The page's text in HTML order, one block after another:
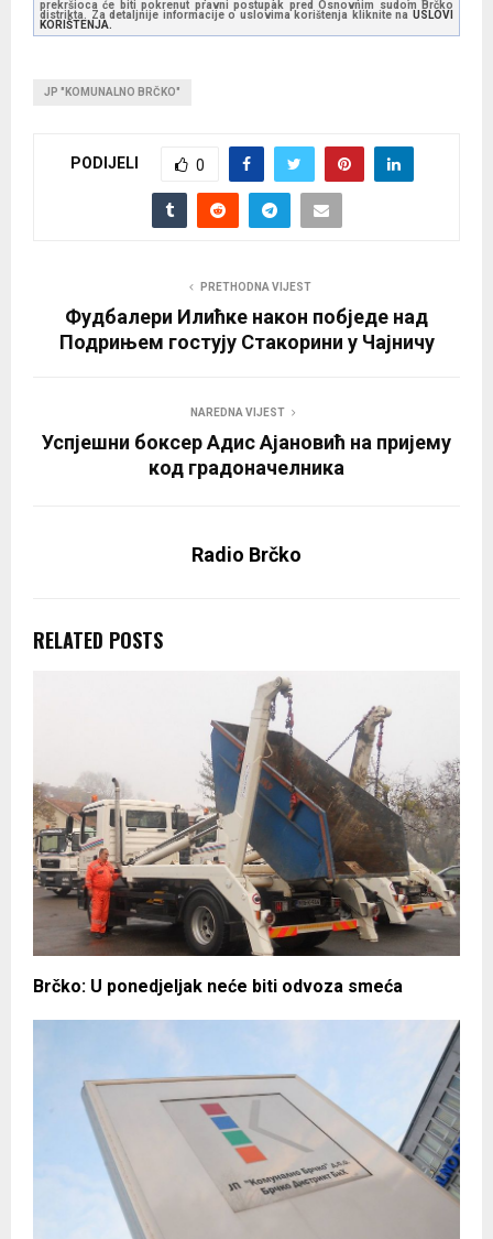
prekršioca će biti pokrenut pravni postupak pred Osnovnim sudom Brčko
distrikta. Za detaljnije informacije o uslovima korištenja kliknite na USLOVI
KORIŠTENJA.
JP "KOMUNALNO BRČKO"
PODIJELI 0
PRETHODNA VIJEST
Фудбалери Илићке након побједе над
Подрињем гостују Стакорини у Чајничу
NAREDNA VIJEST
Успјешни боксер Адис Ајановић на пријему
код градоначелника
Radio Brčko
RELATED POSTS
Brčko: U ponedjeljak neće biti odvoza smeća